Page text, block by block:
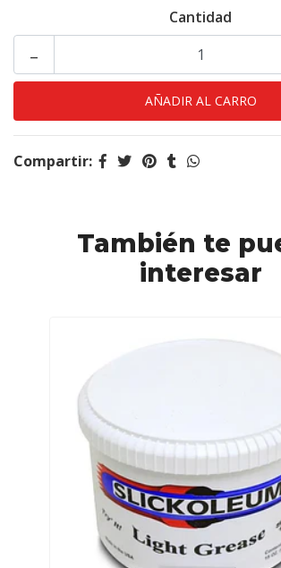
Cantidad
-
Compartir:
También te
interesar